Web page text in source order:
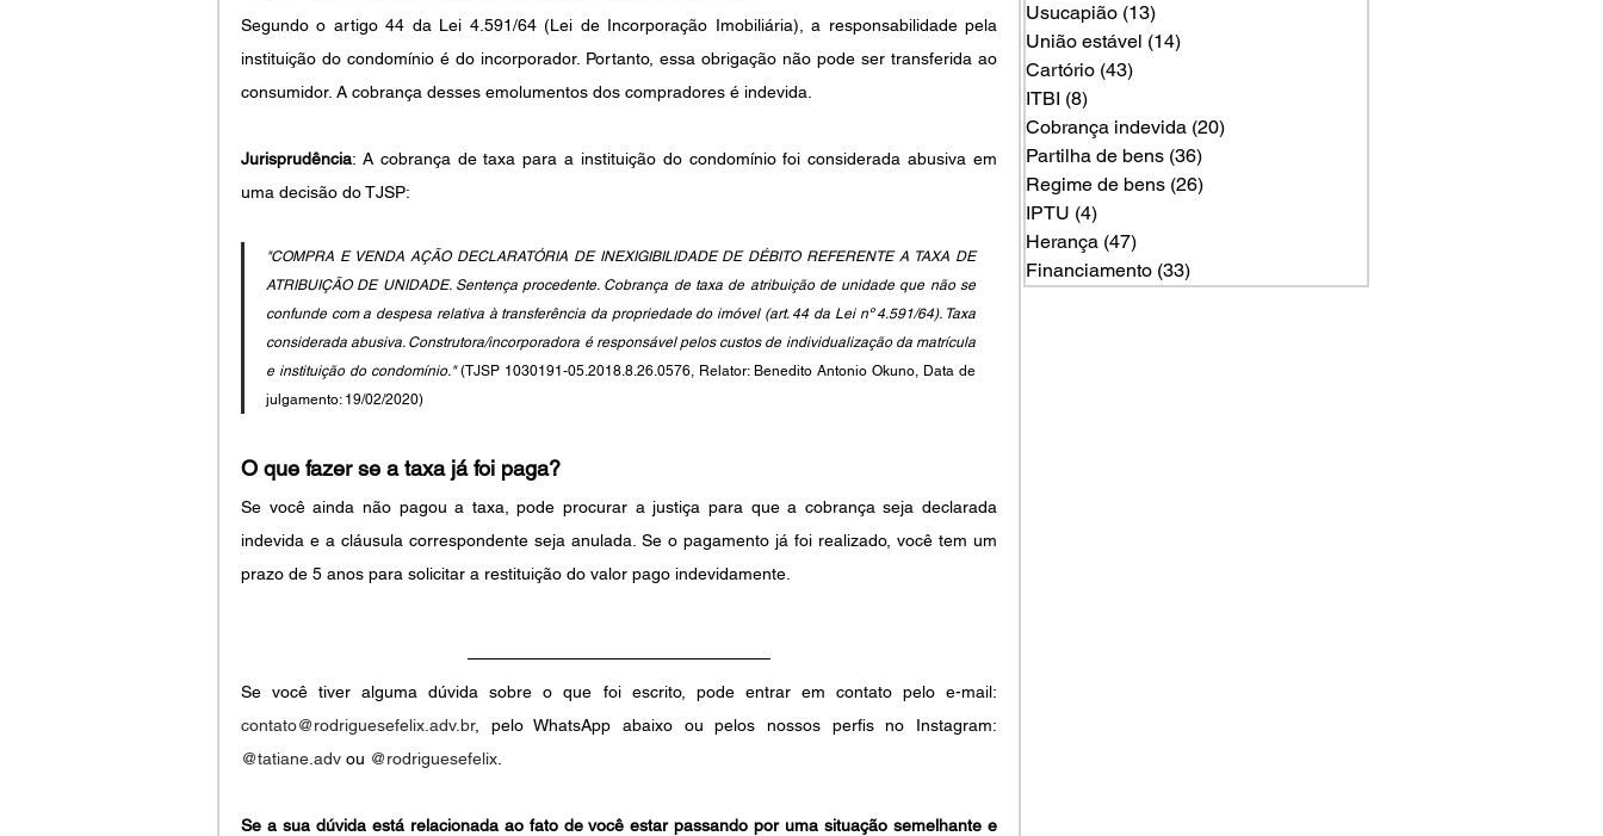
Segundo o artigo 44 da Lei 4.591/64 (Lei de Incorporação Imobiliária), a responsabilidade pela
instituição do condomínio é do incorporador. Portanto, essa obrigação não pode ser transferida ao
consumidor. A cobrança desses emolumentos dos compradores é indevida.
Jurisprudência: A cobrança de taxa para a instituição do condomínio foi considerada abusiva em
uma decisão do TJSP:
"COMPRA E VENDA AÇÃO DECLARATÓRIA DE INEXIGIBILIDADE DE DÉBITO REFERENTE A TAXA DE
ATRIBUIÇÃO DE UNIDADE. Sentença procedente. Cobrança de taxa de atribuição de unidade que não se
confunde com a despesa relativa à transferência da propriedade do imóvel (art. 44 da Lei nº 4.591/64). Taxa
considerada abusiva. Construtora/incorporadora é responsável pelos custos de individualização da matrícula
e instituição do condomínio." (TJSP 1030191-05.2018.8.26.0576, Relator: Benedito Antonio Okuno, Data de
julgamento: 19/02/2020)
O que fazer se a taxa já foi paga?
Se você ainda não pagou a taxa, pode procurar a justiça para que a cobrança seja declarada
indevida e a cláusula correspondente seja anulada. Se o pagamento já foi realizado, você tem um
prazo de 5 anos para solicitar a restituição do valor pago indevidamente.
contato@rodriguesefelix.adv.br
@tatiane.adv ou @rodriguesefelix
Se a sua dúvida está relacionada ao fato de você estar passando por uma situação semelhante e
Usucapião (13)
União estável (14)
Cartório (43)
ITBI (8)
Cobrança indevida (20)
Partilha de bens (36)
Regime de bens (26)
IPTU (4)
Herança (47)
Financiamento (33)